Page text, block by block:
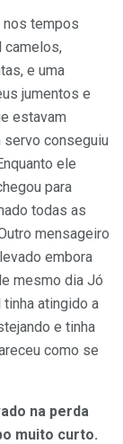
tempos
camelos,
e uma
jumentos e
estavam
servo conseguiu
ele
para
todas as
mensageiro
embora
mesmo dia Jó
atingido a
e tinha
como se
na perda
muito curto.